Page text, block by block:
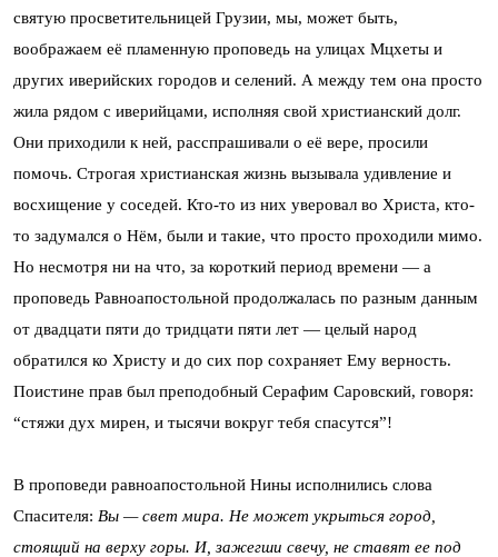
святую просветительницей Грузии, мы, может быть,
воображаем её пламенную проповедь на улицах Мцхеты и
других иверийских городов и селений. А между тем она просто
жила рядом с иверийцами, исполняя свой христианский долг.
Они приходили к ней, расспрашивали о её вере, просили
помочь. Строгая христианская жизнь вызывала удивление и
восхищение у соседей. Кто-то из них уверовал во Христа, кто-
то задумался о Нём, были и такие, что просто проходили мимо.
Но несмотря ни на что, за короткий период времени — а
проповедь Равноапостольной продолжалась по разным данным
от двадцати пяти до тридцати пяти лет — целый народ
обратился ко Христу и до сих пор сохраняет Ему верность.
Поистине прав был преподобный Серафим Саровский, говоря:
“стяжи дух мирен, и тысячи вокруг тебя спасутся”!
В проповеди равноапостольной Нины исполнились слова
Спасителя: Вы — свет мира. Не может укрыться город,
стоящий на верху горы. И, зажегши свечу, не ставят ее под